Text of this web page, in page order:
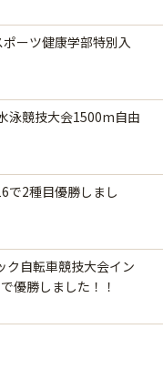
ーツ健康学部特別入
泳競技大会1500m自由
で2種目優勝しまし
ク自転車競技大会イン
優勝しました！！